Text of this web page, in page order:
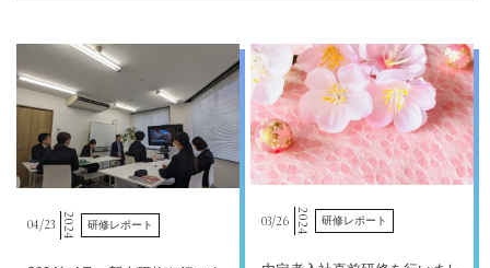
04/23 2024 研修レポート 03/26 2024 研修レポート